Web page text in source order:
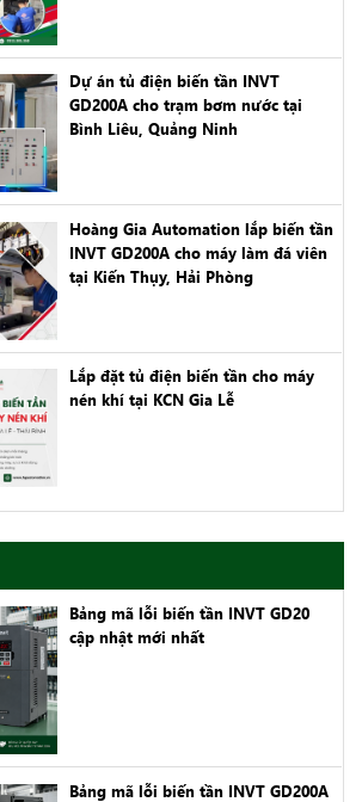
Dự án tủ điện biến tần INVT
GD200A cho trạm bơm nước tại
Bình Liêu, Quảng Ninh
Hoàng Gia Automation lắp biến tần
INVT GD200A cho máy làm đá viên
tại Kiến Thụy, Hải Phòng
Lắp đặt tủ điện biến tần cho máy
nén khí tại KCN Gia Lễ
Bảng mã lỗi biến tần INVT GD20
cập nhật mới nhất
Bảng mã lỗi biến tần INVT GD200A